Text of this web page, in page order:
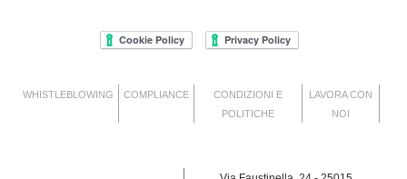
WHISTLEBLOWING COMPLIANCE
CONDIZIONI E
POLITICHE
LAVORA CON
NOI